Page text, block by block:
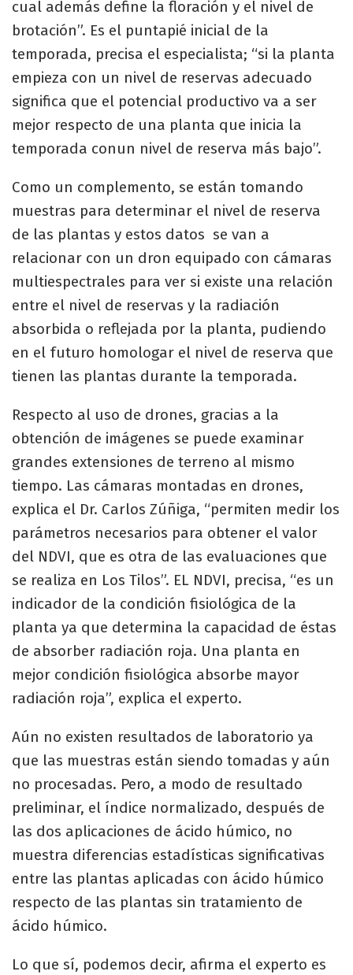
cual además define la floración y el nivel de
brotación”. Es el puntapié inicial de la
temporada, precisa el especialista; “si la planta
empieza con un nivel de reservas adecuado
significa que el potencial productivo va a ser
mejor respecto de una planta que inicia la
temporada conun nivel de reserva más bajo”.
Como un complemento, se están tomando
muestras para determinar el nivel de reserva
de las plantas y estos datos se van a
relacionar con un dron equipado con cámaras
multiespectrales para ver si existe una relación
entre el nivel de reservas y la radiación
absorbida o reflejada por la planta, pudiendo
en el futuro homologar el nivel de reserva que
tienen las plantas durante la temporada.
Respecto al uso de drones, gracias a la
obtención de imágenes se puede examinar
grandes extensiones de terreno al mismo
tiempo. Las cámaras montadas en drones,
explica el Dr. Carlos Zúñiga, “permiten medir los
parámetros necesarios para obtener el valor
del NDVI, que es otra de las evaluaciones que
se realiza en Los Tilos”. EL NDVI, precisa, “es un
indicador de la condición fisiológica de la
planta ya que determina la capacidad de éstas
de absorber radiación roja. Una planta en
mejor condición fisiológica absorbe mayor
radiación roja”, explica el experto.
Aún no existen resultados de laboratorio ya
que las muestras están siendo tomadas y aún
no procesadas. Pero, a modo de resultado
preliminar, el índice normalizado, después de
las dos aplicaciones de ácido húmico, no
muestra diferencias estadísticas significativas
entre las plantas aplicadas con ácido húmico
respecto de las plantas sin tratamiento de
ácido húmico.
Lo que sí, podemos decir, afirma el experto es